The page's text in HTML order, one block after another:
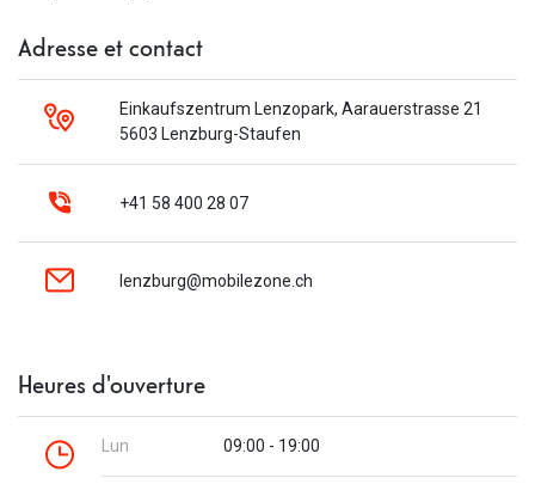
Adresse et contact
Einkaufszentrum Lenzopark, Aarauerstrasse 21
5603 Lenzburg-Staufen
+41 58 400 28 07
lenzburg@mobilezone.ch
Heures d'ouverture
Lun 09:00 - 19:00